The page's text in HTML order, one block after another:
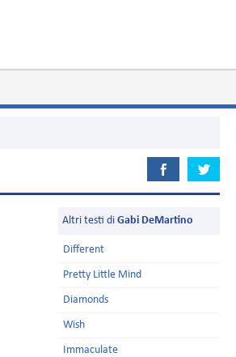
Altri testi di Gabi DeMartino
Different
Pretty Little Mind
Diamonds
Wish
Immaculate